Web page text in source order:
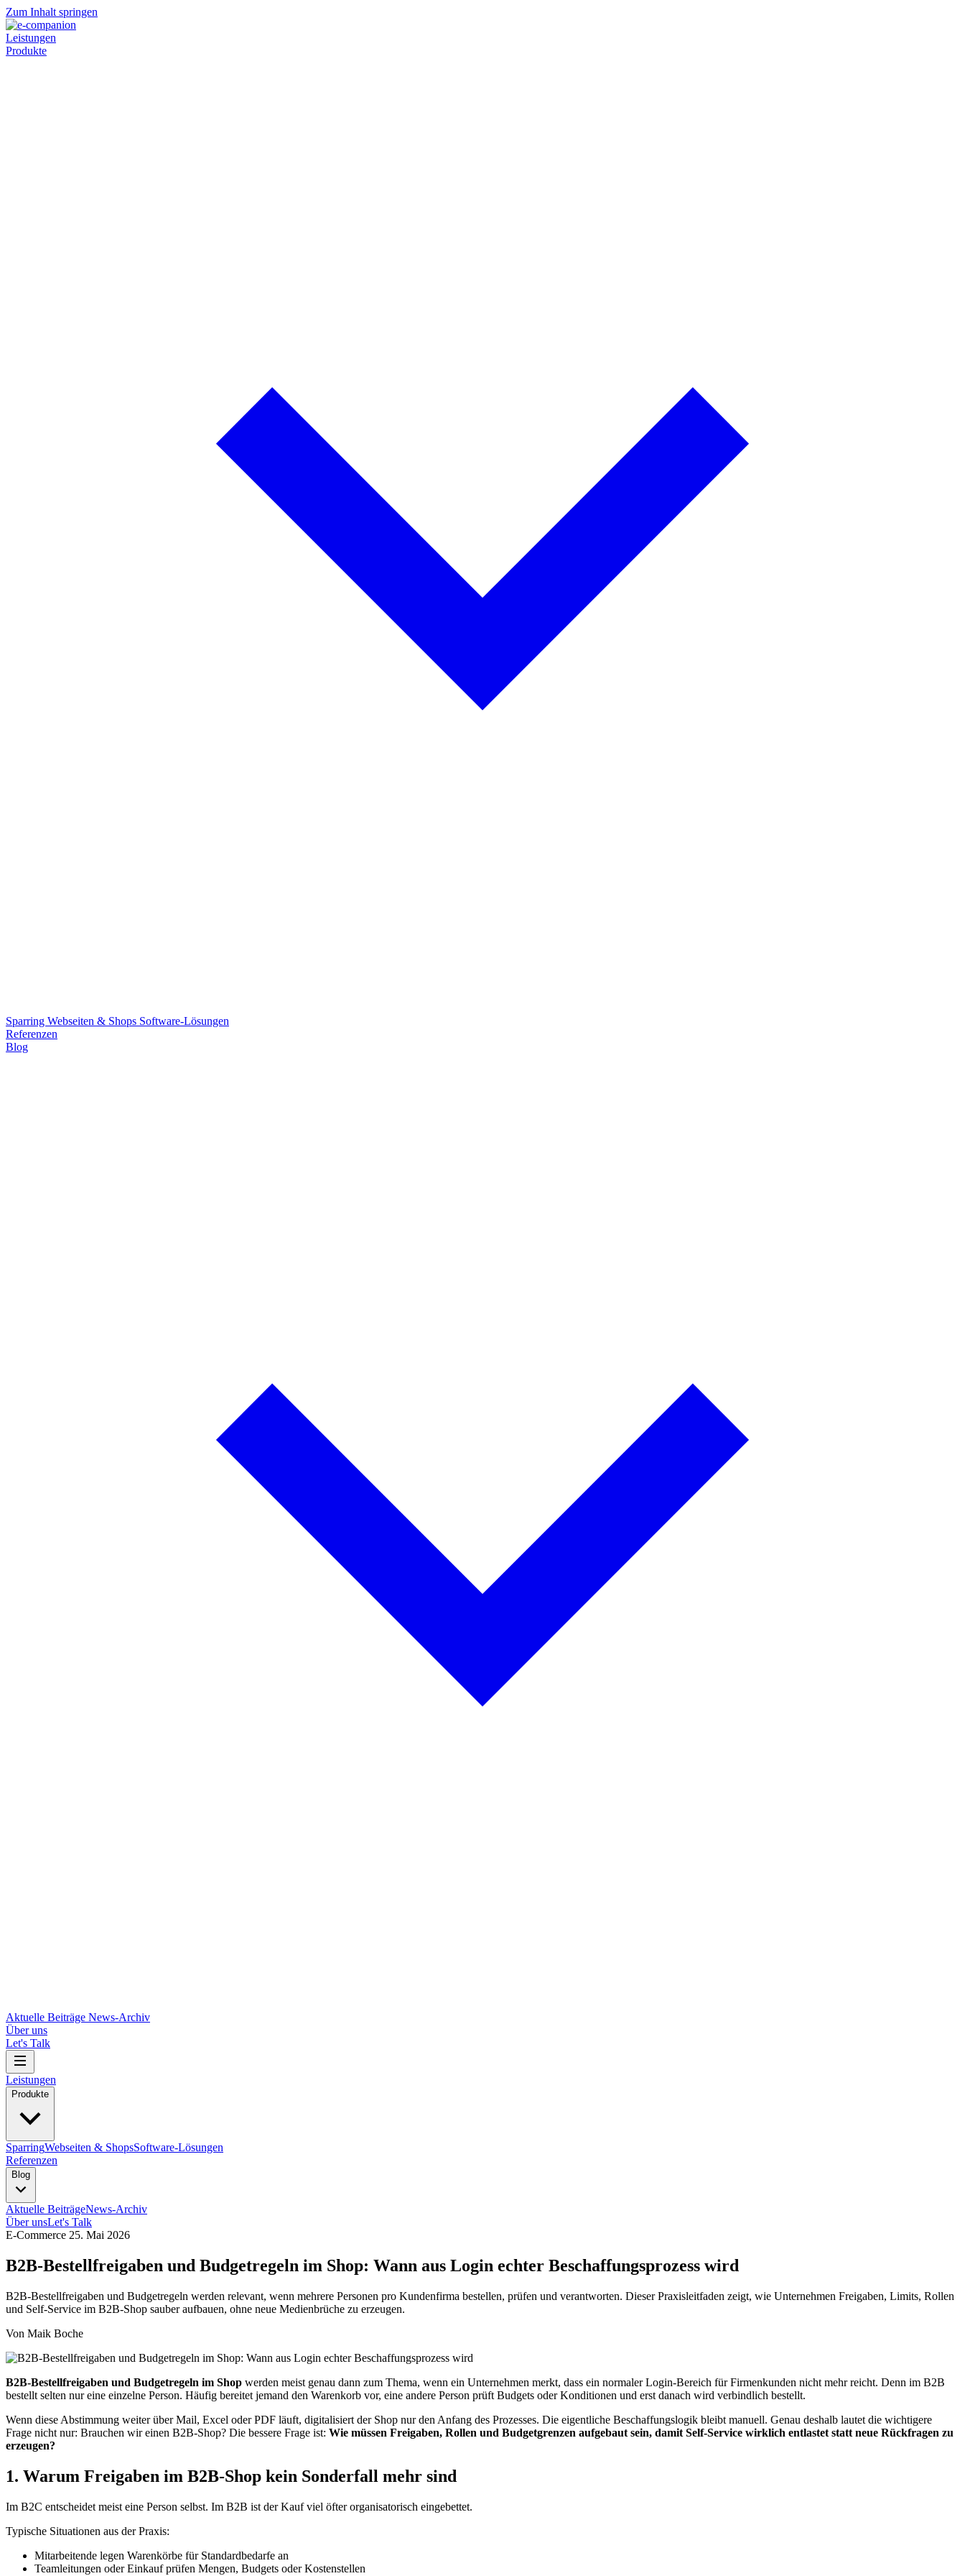
Zum Inhalt springen
Leistungen
Produkte
Sparring Webseiten & Shops Software-Lösungen
Referenzen
Blog
Aktuelle Beiträge News-Archiv
Über uns
Let's Talk
Leistungen
Produkte
SparringWebseiten & ShopsSoftware-Lösungen
Referenzen
Blog
Aktuelle BeiträgeNews-Archiv
Über unsLet's Talk
E-Commerce 25. Mai 2026
B2B-Bestellfreigaben und Budgetregeln im Shop: Wann aus Login echter Beschaffungsprozess wird
B2B-Bestellfreigaben und Budgetregeln werden relevant, wenn mehrere Personen pro Kundenfirma bestellen, prüfen und verantworten. Dieser Praxisleitfaden zeigt, wie Unternehmen Freigaben, Limits, Rollen
und Self-Service im B2B-Shop sauber aufbauen, ohne neue Medienbrüche zu erzeugen.
Von Maik Boche
B2B-Bestellfreigaben und Budgetregeln im Shop werden meist genau dann zum Thema, wenn ein Unternehmen merkt, dass ein normaler Login-Bereich für Firmenkunden nicht mehr reicht. Denn im B2B
bestellt selten nur eine einzelne Person. Häufig bereitet jemand den Warenkorb vor, eine andere Person prüft Budgets oder Konditionen und erst danach wird verbindlich bestellt.
Wenn diese Abstimmung weiter über Mail, Excel oder PDF läuft, digitalisiert der Shop nur den Anfang des Prozesses. Die eigentliche Beschaffungslogik bleibt manuell. Genau deshalb lautet die wichtigere
Frage nicht nur: Brauchen wir einen B2B-Shop? Die bessere Frage ist: Wie müssen Freigaben, Rollen und Budgetgrenzen aufgebaut sein, damit Self-Service wirklich entlastet statt neue Rückfragen zu
erzeugen?
1. Warum Freigaben im B2B-Shop kein Sonderfall mehr sind
Im B2C entscheidet meist eine Person selbst. Im B2B ist der Kauf viel öfter organisatorisch eingebettet.
Typische Situationen aus der Praxis:
Mitarbeitende legen Warenkörbe für Standardbedarfe an
Teamleitungen oder Einkauf prüfen Mengen, Budgets oder Kostenstellen